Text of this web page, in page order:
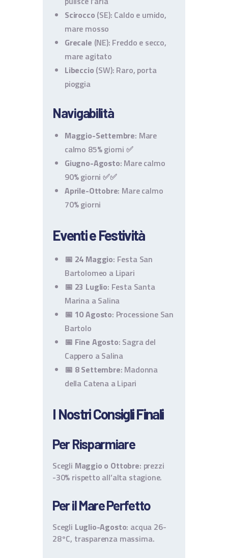
Scirocco (SE): Caldo e umido,
mare mosso
Grecale (NE): Freddo e secco,
mare agitato
Libeccio (SW): Raro, porta
pioggia
Navigabilità
Maggio-Settembre: Mare
calmo 85% giorni ✅
Giugno-Agosto: Mare calmo
90% giorni ✅✅
Aprile-Ottobre: Mare calmo
70% giorni
Eventi e Festività
📅 24 Maggio: Festa San
Bartolomeo a Lipari
📅 23 Luglio: Festa Santa
Marina a Salina
📅 10 Agosto: Processione San
Bartolo
📅 Fine Agosto: Sagra del
Cappero a Salina
📅 8 Settembre: Madonna
della Catena a Lipari
I Nostri Consigli Finali
Per Risparmiare
Scegli Maggio o Ottobre: prezzi
-30% rispetto all’alta stagione.
Per il Mare Perfetto
Scegli Luglio-Agosto: acqua 26-
28°C, trasparenza massima.